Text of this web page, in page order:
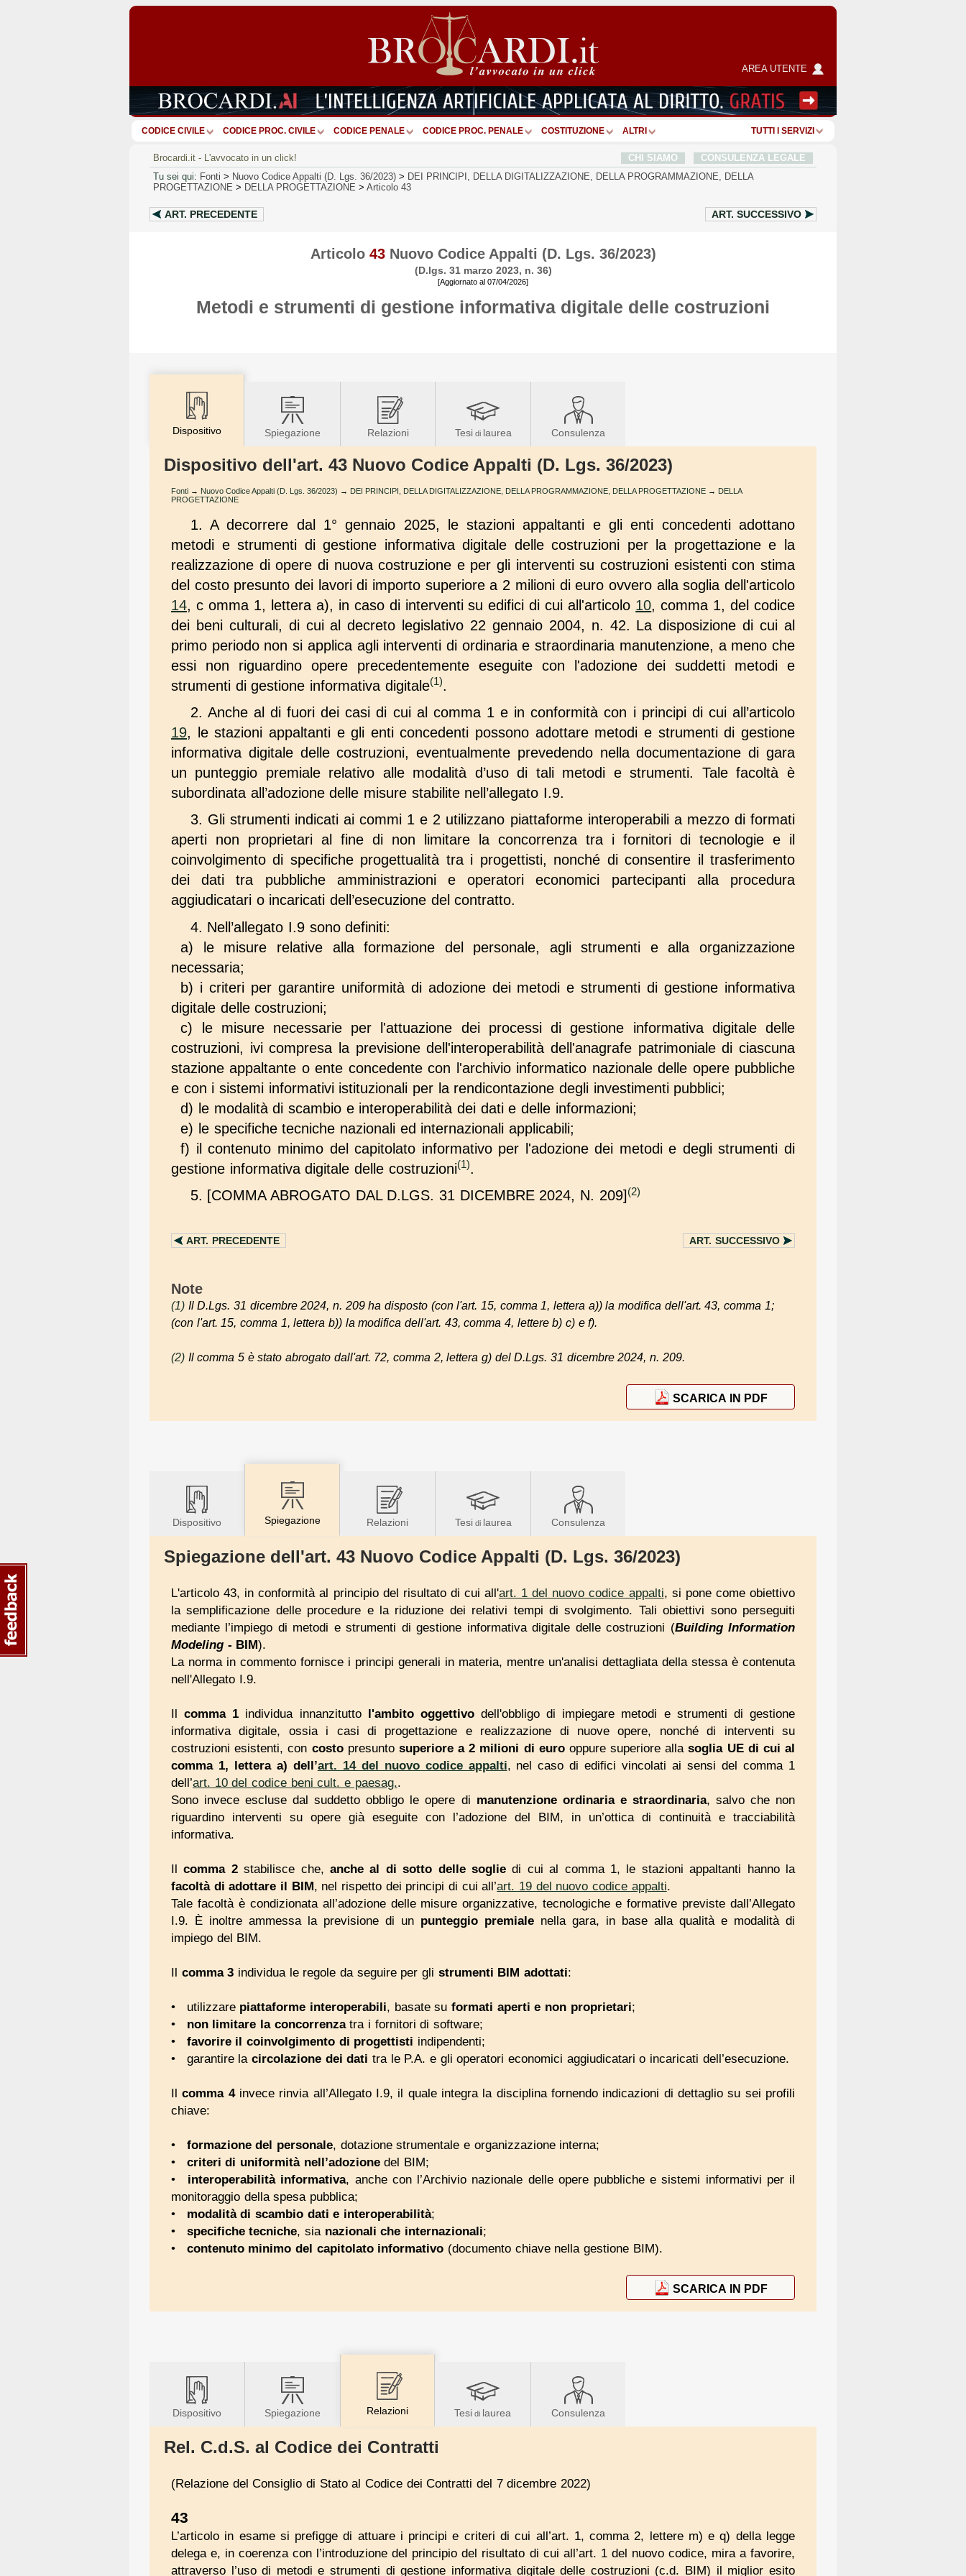
AREA UTENTE
CODICE CIVILE CODICE PROC. CIVILE CODICE PENALE CODICE PROC. PENALE COSTITUZIONE ALTRI TUTTI I SERVIZI
Brocardi.it - L'avvocato in un click! CHI SIAMO
CONSULENZA LEGALE
Tu sei qui: Fonti > Nuovo Codice Appalti (D. Lgs. 36/2023) > DEI PRINCIPI, DELLA DIGITALIZZAZIONE, DELLA PROGRAMMAZIONE, DELLA
PROGETTAZIONE > DELLA PROGETTAZIONE > Articolo 43
ART. PRECEDENTE ART. SUCCESSIVO
Articolo 43Nuovo Codice Appalti (D. Lgs. 36/2023)
(D.lgs. 31 marzo 2023, n. 36)
[Aggiornato al 07/04/2026]
Metodi e strumenti di gestione informativa digitale delle costruzioni
Dispositivo Spiegazione Relazioni Tesidi laurea Consulenza
Dispositivo dell'art. 43 Nuovo Codice Appalti (D. Lgs. 36/2023)
Fonti → Nuovo Codice Appalti (D. Lgs. 36/2023) → DEI PRINCIPI, DELLA DIGITALIZZAZIONE, DELLA PROGRAMMAZIONE, DELLA PROGETTAZIONE → DELLA
PROGETTAZIONE
1. A decorrere dal 1° gennaio 2025, le stazioni appaltanti e gli enti concedenti adottano
metodi e strumenti di gestione informativa digitale delle costruzioni per la progettazione e la
realizzazione di opere di nuova costruzione e per gli interventi su costruzioni esistenti con stima
del costo presunto dei lavori di importo superiore a 2 milioni di euro ovvero alla soglia dell'articolo
14, c omma 1, lettera a), in caso di interventi su edifici di cui all'articolo 10, comma 1, del codice
dei beni culturali, di cui al decreto legislativo 22 gennaio 2004, n. 42. La disposizione di cui al
primo periodo non si applica agli interventi di ordinaria e straordinaria manutenzione, a meno che
essi non riguardino opere precedentemente eseguite con l'adozione dei suddetti metodi e
strumenti di gestione informativa digitale(1).
2. Anche al di fuori dei casi di cui al comma 1 e in conformità con i principi di cui all’articolo
19, le stazioni appaltanti e gli enti concedenti possono adottare metodi e strumenti di gestione
informativa digitale delle costruzioni, eventualmente prevedendo nella documentazione di gara
un punteggio premiale relativo alle modalità d’uso di tali metodi e strumenti. Tale facoltà è
subordinata all’adozione delle misure stabilite nell’allegato I.9.
3. Gli strumenti indicati ai commi 1 e 2 utilizzano piattaforme interoperabili a mezzo di formati
aperti non proprietari al fine di non limitare la concorrenza tra i fornitori di tecnologie e il
coinvolgimento di specifiche progettualità tra i progettisti, nonché di consentire il trasferimento
dei dati tra pubbliche amministrazioni e operatori economici partecipanti alla procedura
aggiudicatari o incaricati dell’esecuzione del contratto.
4. Nell’allegato I.9 sono definiti:
a) le misure relative alla formazione del personale, agli strumenti e alla organizzazione
necessaria;
b) i criteri per garantire uniformità di adozione dei metodi e strumenti di gestione informativa
digitale delle costruzioni;
c) le misure necessarie per l'attuazione dei processi di gestione informativa digitale delle
costruzioni, ivi compresa la previsione dell'interoperabilità dell'anagrafe patrimoniale di ciascuna
stazione appaltante o ente concedente con l'archivio informatico nazionale delle opere pubbliche
e con i sistemi informativi istituzionali per la rendicontazione degli investimenti pubblici;
d) le modalità di scambio e interoperabilità dei dati e delle informazioni;
e) le specifiche tecniche nazionali ed internazionali applicabili;
f) il contenuto minimo del capitolato informativo per l'adozione dei metodi e degli strumenti di
gestione informativa digitale delle costruzioni(1).
5. [COMMA ABROGATO DAL D.LGS. 31 DICEMBRE 2024, N. 209] (2)
ART. PRECEDENTE ART. SUCCESSIVO
Note
(1) Il D.Lgs. 31 dicembre 2024, n. 209 ha disposto (con l'art. 15, comma 1, lettera a)) la modifica dell'art. 43, comma 1;
(con l'art. 15, comma 1, lettera b)) la modifica dell'art. 43, comma 4, lettere b) c) e f).
(2) Il comma 5 è stato abrogato dall'art. 72, comma 2, lettera g) del D.Lgs. 31 dicembre 2024, n. 209.
SCARICA IN PDF
Dispositivo Spiegazione Relazioni Tesidi laurea Consulenza
Spiegazione dell'art. 43 Nuovo Codice Appalti (D. Lgs. 36/2023)
L'articolo 43, in conformità al principio del risultato di cui all'art. 1 del nuovo codice appalti, si pone come obiettivo
la semplificazione delle procedure e la riduzione dei relativi tempi di svolgimento. Tali obiettivi sono perseguiti
mediante l’impiego di metodi e strumenti di gestione informativa digitale delle costruzioni (Building Information
Modeling - BIM).
La norma in commento fornisce i principi generali in materia, mentre un'analisi dettagliata della stessa è contenuta
nell'Allegato I.9.
Ilcomma 1 individua innanzitutto l'ambito oggettivodell'obbligo di impiegare metodi e strumenti di gestione
informativa digitale, ossia i casi di progettazione e realizzazione di nuove opere, nonché di interventi su
costruzioni esistenti, con costopresunto superiore a 2 milioni di eurooppure superiore allasoglia UE di cui al
comma 1, lettera a) dell’art. 14 del nuovo codice appalti, nel caso di edifici vincolati ai sensi del comma 1
dell’art. 10 del codice beni cult. e paesag..
Sono invece escluse dal suddetto obbligo le opere di manutenzione ordinaria e straordinaria, salvo che non
riguardino interventi su opere già eseguite con l’adozione del BIM, in un’ottica di continuità e tracciabilità
informativa.
Ilcomma 2stabilisce che,anche al di sotto delle soglie di cui al comma 1, le stazioni appaltanti hanno la
facoltà di adottare il BIM, nel rispetto dei principi di cui all’art. 19 del nuovo codice appalti.
Tale facoltà è condizionata all’adozione delle misure organizzative, tecnologiche e formative previste dall’Allegato
I.9. È inoltre ammessa la previsione di un punteggio premiale nella gara, in base alla qualità e modalità di
impiego del BIM.
Il comma 3 individua le regole da seguire per gli strumenti BIM adottati:
utilizzare piattaforme interoperabili, basate suformati aperti e non proprietari;
non limitare la concorrenzatra i fornitori di software;
favorire il coinvolgimento di progettisti indipendenti;
garantire la circolazione dei dati tra le P.A. e gli operatori economici aggiudicatari o incaricati dell’esecuzione.
Ilcomma 4invece rinvia all’Allegato I.9, il quale integra la disciplina fornendo indicazioni di dettaglio su sei profili
chiave:
formazione del personale, dotazione strumentale e organizzazione interna;
criteri di uniformità nell’adozionedel BIM;
interoperabilità informativa, anche con l’Archivio nazionale delle opere pubbliche e sistemi informativi per il
monitoraggio della spesa pubblica;
modalità di scambio dati e interoperabilità;
specifiche tecniche, sia nazionali che internazionali;
contenuto minimo del capitolato informativo (documento chiave nella gestione BIM).
SCARICA IN PDF
Dispositivo Spiegazione Relazioni Tesi di laurea Consulenza
Rel. C.d.S. al Codice dei Contratti
(Relazione del Consiglio di Stato al Codice dei Contratti del 7 dicembre 2022)
43
L’articolo in esame si prefigge di attuare i principi e criteri di cui all’art. 1, comma 2, lettere m) e q) della legge
delega e, in coerenza con l’introduzione del principio del risultato di cui all’art. 1 del nuovo codice, mira a favorire,
attraverso l’uso di metodi e strumenti di gestione informativa digitale delle costruzioni (c.d. BIM) il miglior esito